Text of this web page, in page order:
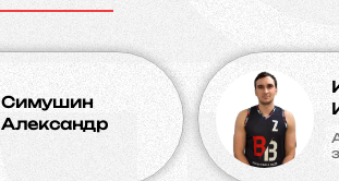
Симушин
Александр